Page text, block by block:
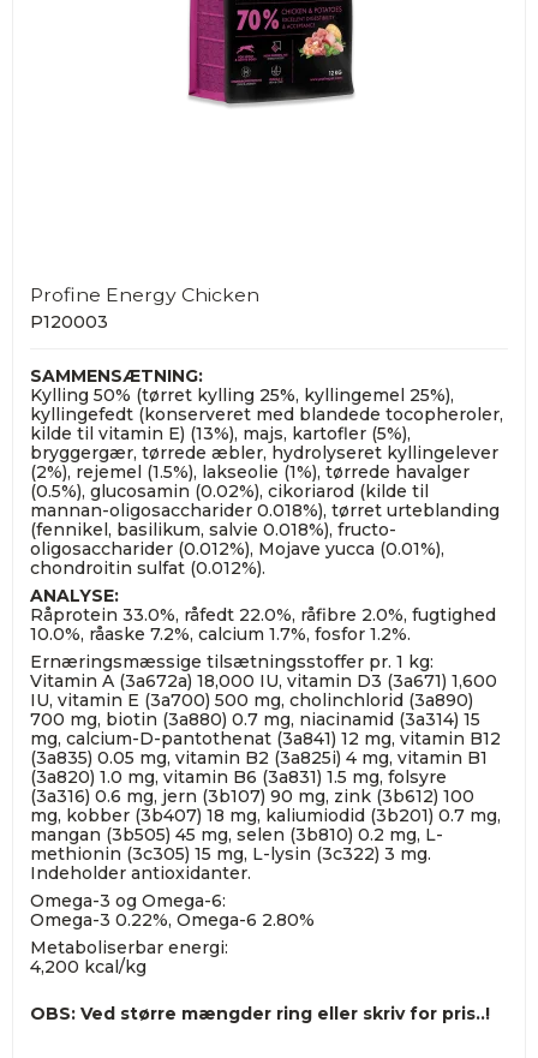
Profine Energy Chicken
P120003
SAMMENSÆTNING:
Kylling 50% (tørret kylling 25%, kyllingemel 25%),
kyllingefedt (konserveret med blandede tocopheroler,
kilde til vitamin E) (13%), majs, kartofler (5%),
bryggergær, tørrede æbler, hydrolyseret kyllingelever
(2%), rejemel (1.5%), lakseolie (1%), tørrede havalger
(0.5%), glucosamin (0.02%), cikoriarod (kilde til
mannan-oligosaccharider 0.018%), tørret urteblanding
(fennikel, basilikum, salvie 0.018%), fructo-
oligosaccharider (0.012%), Mojave yucca (0.01%),
chondroitin sulfat (0.012%).
ANALYSE:
Råprotein 33.0%, råfedt 22.0%, råfibre 2.0%, fugtighed
10.0%, råaske 7.2%, calcium 1.7%, fosfor 1.2%.
Ernæringsmæssige tilsætningsstoffer pr. 1 kg:
Vitamin A (3a672a) 18,000 IU, vitamin D3 (3a671) 1,600
IU, vitamin E (3a700) 500 mg, cholinchlorid (3a890)
700 mg, biotin (3a880) 0.7 mg, niacinamid (3a314) 15
mg, calcium-D-pantothenat (3a841) 12 mg, vitamin B12
(3a835) 0.05 mg, vitamin B2 (3a825i) 4 mg, vitamin B1
(3a820) 1.0 mg, vitamin B6 (3a831) 1.5 mg, folsyre
(3a316) 0.6 mg, jern (3b107) 90 mg, zink (3b612) 100
mg, kobber (3b407) 18 mg, kaliumiodid (3b201) 0.7 mg,
mangan (3b505) 45 mg, selen (3b810) 0.2 mg, L-
methionin (3c305) 15 mg, L-lysin (3c322) 3 mg.
Indeholder antioxidanter.
Omega-3 og Omega-6:
Omega-3 0.22%, Omega-6 2.80%
Metaboliserbar energi:
4,200 kcal/kg
OBS: Ved større mængder ring eller skriv for pris..!